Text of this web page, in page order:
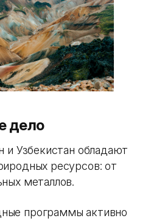
дело
и Узбекистан обладают
ресурсов: от
металлов.
программы активно